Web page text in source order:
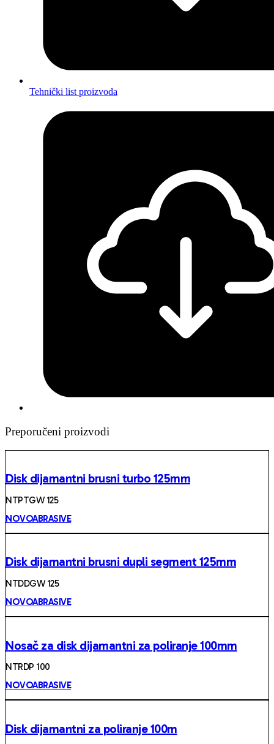
Tehnički list proizvoda
Preporučeni proizvodi
Disk dijamantni brusni turbo 125mm
NTPTGW 125
NOVOABRASIVE
Disk dijamantni brusni dupli segment 125mm
NTDDGW 125
NOVOABRASIVE
Nosač za disk dijamantni za poliranje 100mm
NTRDP 100
NOVOABRASIVE
Disk dijamantni za poliranje 100m